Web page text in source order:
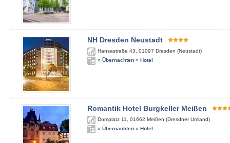
NH Dresden Neustadt
Hansastraße 43 01097 Dresden (Neustadt)
» Übernachten » Hotel
Romantik Hotel Burgkeller Meißen
Domplatz 11 01662 Meißen (Dresdner Umland)
» Übernachten » Hotel